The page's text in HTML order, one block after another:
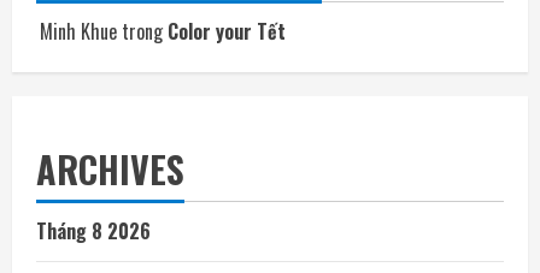
Minh Khue trongColor your Tết
ARCHIVES
Tháng 8 2026